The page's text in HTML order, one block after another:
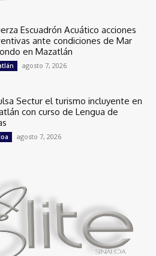
Escuadrón Acuático acciones
ante condiciones de Mar
en Mazatlán
agosto 7, 2026
Sectur el turismo incluyente en
con curso de Lengua de
agosto 7, 2026